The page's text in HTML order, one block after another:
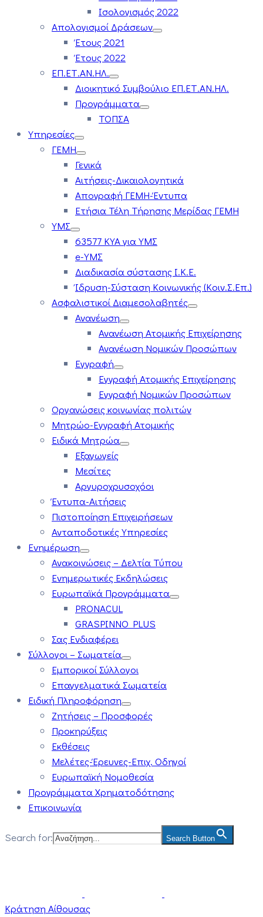
Ισολογισμός 2022
Απολογισμοί Δράσεων
Έτους 2021
Έτους 2022
ΕΠ.ΕΤ.ΑΝ.ΗΛ.
Διοικητικό Συμβούλιο ΕΠ.ΕΤ.ΑΝ.ΗΛ.
Προγράμματα
ΤΟΠΣΑ
Υπηρεσίες
ΓΕΜΗ
Γενικά
Αιτήσεις-Δικαιολογητικά
Απογραφή ΓΕΜΗ-Έντυπα
Ετήσια Τέλη Τήρησης Μερίδας ΓΕΜΗ
ΥΜΣ
63577 ΚΥΑ για ΥΜΣ
e-ΥΜΣ
Διαδικασία σύστασης Ι.Κ.Ε.
Ίδρυση-Σύσταση Κοινωνικής (Κοιν.Σ.Επ.)
Ασφαλιστικοί Διαμεσολαβητές
Ανανέωση
Ανανέωση Ατομικής Επιχείρησης
Ανανέωση Νομικών Προσώπων
Εγγραφή
Εγγραφή Ατομικής Επιχείρησης
Εγγραφή Νομικών Προσώπων
Οργανώσεις κοινωνίας πολιτών
Μητρώο-Εγγραφή Ατομικής
Ειδικά Μητρώα
Εξαγωγείς
Μεσίτες
Αργυροχρυσοχόοι
Έντυπα-Αιτήσεις
Πιστοποίηση Επιχειρήσεων
Ανταποδοτικές Υπηρεσίες
Ενημέρωση
Ανακοινώσεις – Δελτία Τύπου
Ενημερωτικές Εκδηλώσεις
Ευρωπαϊκά Προγράμματα
PRONACUL
GRASPINNO PLUS
Σας Ενδιαφέρει
Σύλλογοι – Σωματεία
Εμπορικοί Σύλλογοι
Επαγγελματικά Σωματεία
Ειδική Πληροφόρηση
Ζητήσεις – Προσφορές
Προκηρύξεις
Εκθέσεις
Μελέτες-Έρευνες-Επιχ. Οδηγοί
Ευρωπαϊκή Νομοθεσία
Προγράμματα Χρηματοδότησης
Επικοινωνία
Search for: Search Button
Κράτηση Αίθουσας